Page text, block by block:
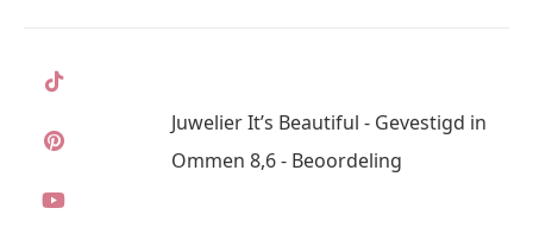
Juwelier It’s Beautiful - Gevestigd in
Ommen 8,6 - Beoordeling